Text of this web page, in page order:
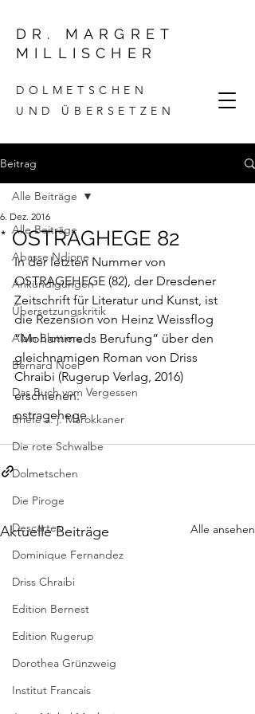
DR. MARGRET
MILLISCHER
DOLMETSCHEN
UND ÜBERSETZEN
Beitrag
Alle Beiträge
Abasse Ndione
Ankündigungen
Übersetzungskritik
Alain Blottiere
Bernard Noel
Das Buch vom Vergessen
Briefe a. j. Marokkaner
Die rote Schwalbe
Dolmetschen
Die Piroge
Descartes
Dominique Fernandez
Driss Chraibi
Edition Bernest
Edition Rugerup
Dorothea Grünzweig
Institut Francais
Alle Beiträge
* OSTRAGHEGE 82
6. Dez. 2016
In der letzten Nummer von
OSTRAGEHEGE (82), der Dresdener
Zeitschrift für Literatur und Kunst, ist
die Rezension von Heinz Weissflog
“Mohammeds Berufung” über den
gleichnamigen Roman von Driss
Chraibi (Rugerup Verlag, 2016)
erschienen.
ostragehege
Aktuelle Beiträge Alle ansehen